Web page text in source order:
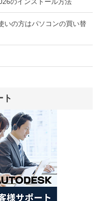
のインストール方法
いの方はパソコンの買い替
ト